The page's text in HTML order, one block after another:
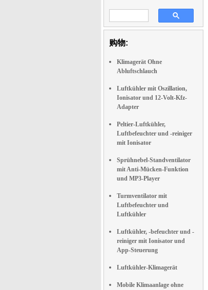
购物:
Klimagerät Ohne
Abluftschlauch
Luftkühler mit Oszillation,
Ionisator und 12-Volt-Kfz-
Adapter
Peltier-Luftkühler,
Luftbefeuchter und -reiniger
mit Ionisator
Sprühnebel-Standventilator
mit Anti-Mücken-Funktion
und MP3-Player
Turmventilator mit
Luftbefeuchter und
Luftkühler
Luftkühler, -befeuchter und -
reiniger mit Ionisator und
App-Steuerung
Luftkühler-Klimagerät
Mobile Klimaanlage ohne